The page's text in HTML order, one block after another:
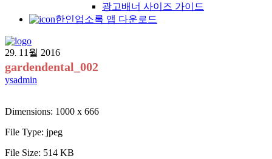
광고배너 사이즈 가이드
한인업소록 앱 다운로드
29. 11월 2016
gardendental_002
ysadmin
Dimensions: 1000 x 666
File Type: jpeg
File Size: 514 KB